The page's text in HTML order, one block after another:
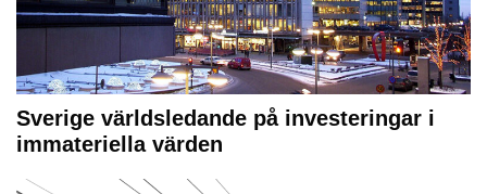
Sverige världsledande på investeringar i
immateriella värden